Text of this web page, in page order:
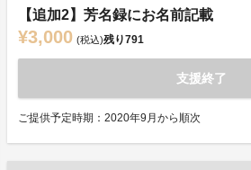
【追加2】芳名録にお名前記載
¥3,000 (税込)残り791
支援終了
ご提供予定時期：2020年9月から順次